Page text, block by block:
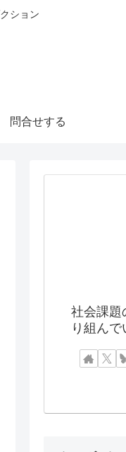
ション
問合せする
社会課題
り組んで